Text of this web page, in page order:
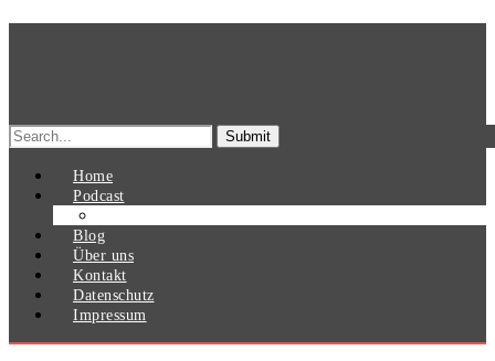
Search
for:
Home
Podcast
Blog
Über uns
Kontakt
Datenschutz
Impressum